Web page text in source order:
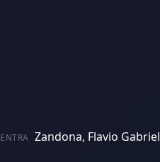
ENTRA Zandona, Flavio Gabriel